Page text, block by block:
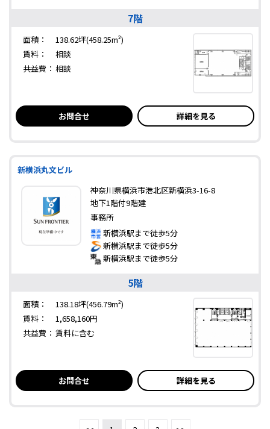
7階
面積：
138.62坪(458.25m²)
賃料：
相談
共益費： 相談
お問合せ 詳細を見る
新横浜丸文ビル
神奈川県横浜市港北区新横浜3-16-8
地下1階付9階建
事務所
新横浜駅まで徒歩5分
新横浜駅まで徒歩5分
新横浜駅まで徒歩5分
5階
面積：
138.18坪(456.79m²)
賃料：
1,658,160円
共益費： 賃料に含む
お問合せ 詳細を見る